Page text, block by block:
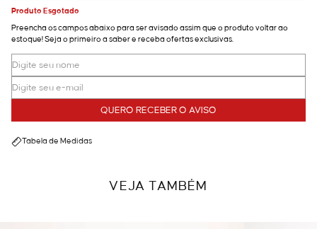
Produto Esgotado
Preencha os campos abaixo para ser avisado assim que o produto voltar ao
estoque! Seja o primeiro a saber e receba ofertas exclusivas.
QUERO RECEBER O AVISO
Tabela de Medidas
VEJA TAMBÉM